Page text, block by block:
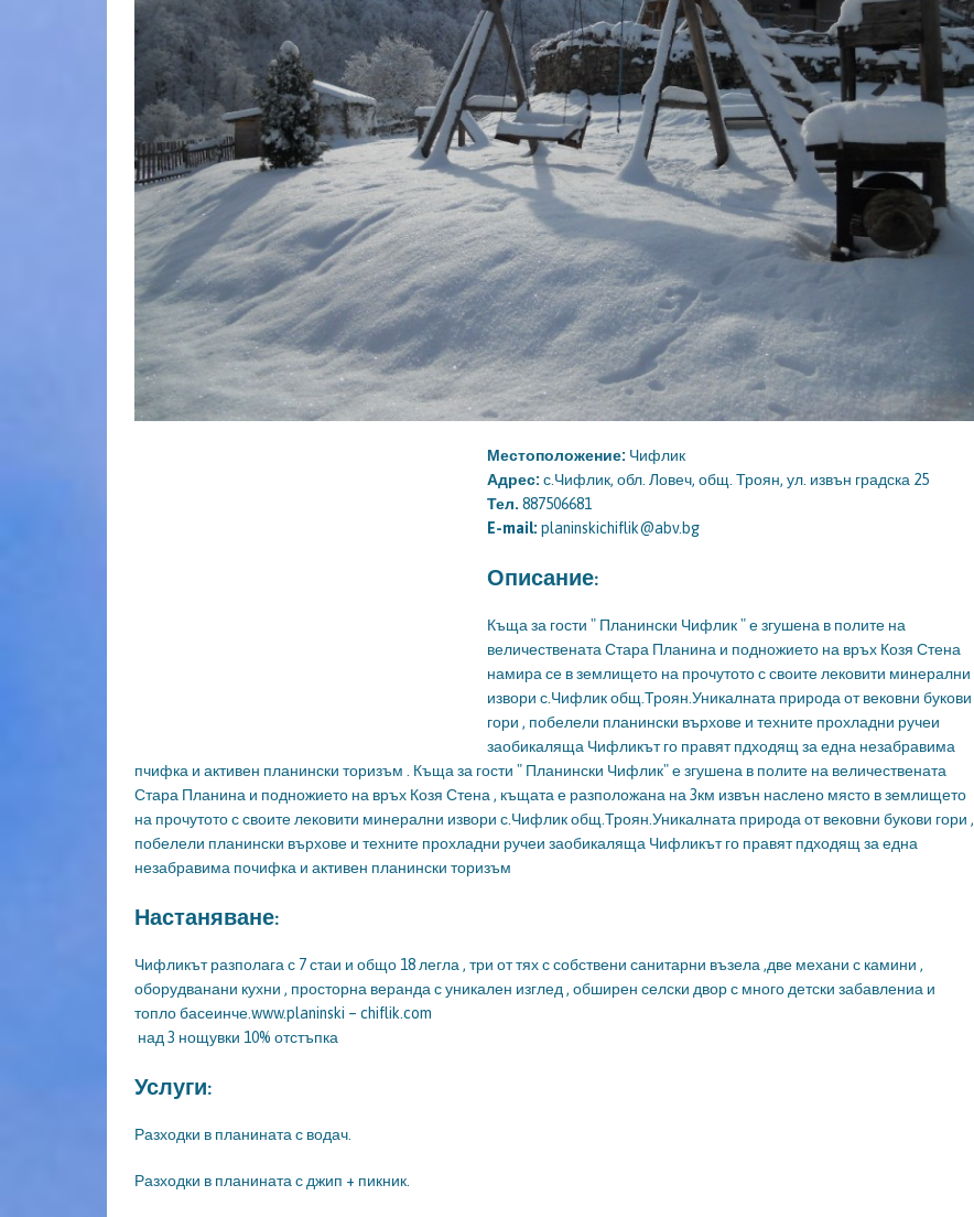
Местоположение: Чифлик
Адрес: с.Чифлик, обл. Ловеч, общ. Троян, ул. извън градска 25
Тел. 887506681
E-mail: planinskichiflik@abv.bg
Описание:
Къща за гости " Планински Чифлик " е згушена в полите на
величествената Стара Планина и подножието на връх Козя Стена
намира се в землището на прочутото с своите лековити минерални
извори с.Чифлик общ.Троян.Уникалната природа от вековни букови
гори , побелели планински върхове и техните прохладни ручеи
заобикаляща Чифликът го правят пдходящ за една незабравима
пчифка и активен планински торизъм . Къща за гости " Планински Чифлик" е згушена в полите на величествената
Стара Планина и подножието на връх Козя Стена , къщата е разположана на 3км извън наслено място в землището
на прочутото с своите лековити минерални извори с.Чифлик общ.Троян.Уникалната природа от вековни букови гори ,
побелели планински върхове и техните прохладни ручеи заобикаляща Чифликът го правят пдходящ за една
незабравима почифка и активен планински торизъм
Настаняване:
Чифликът разполага с 7 стаи и общо 18 легла , три от тях с собствени санитарни възела ,две механи с камини ,
оборудванани кухни , просторна веранда с уникален изглед , обширен селски двор с много детски забавлениа и
топло басеинче.www.planinski – chiflik.com
над 3 нощувки 10% отстъпка
Услуги:
Разходки в планината с водач.
Разходки в планината с джип + пикник.